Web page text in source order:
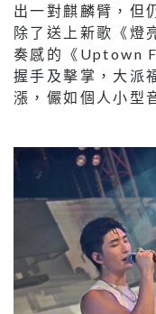
出一對麒麟臂，但
除了送上新歌《燈
奏感的《Uptown
握手及擊掌，大派
漲，儼如個人小型